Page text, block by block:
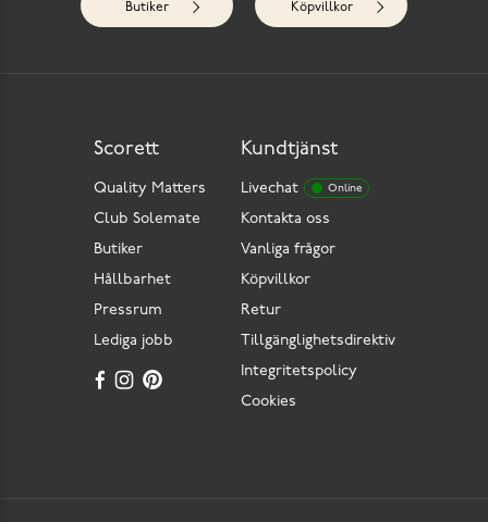
Butiker Köpvillkor
Kundtjänst
Livechat Online
Kontakta oss
Vanliga frågor
Köpvillkor
Retur
Tillgänglighetsdirektiv
Integritetspolicy
Cookies
Scorett
Quality Matters
Club Solemate
Butiker
Hållbarhet
Pressrum
Lediga jobb